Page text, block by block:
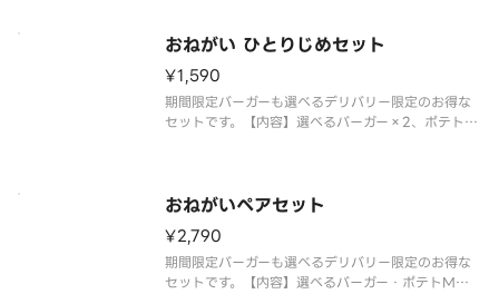
商品を販売していない店舗
おねがい ひとりじめセット
¥1,590
期間限定バーガーも選べるデリバリー限定のお得な
セットです。【内容】選べるバーガー×2、ポテト
おねがいペアセット
¥2,790
期間限定バーガーも選べるデリバリー限定のお得な
セットです。【内容】選べるバーガー・ポテトM・